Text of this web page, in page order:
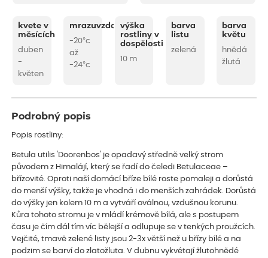
kvete v
měsících
duben
-
květen
mrazuvzdornost
-20°c
až
-24°c
výška
rostliny v
dospělosti
10 m
barva
listu
zelená
barva
květu
hnědá
žlutá
Podrobný popis
Popis rostliny:
Betula utilis 'Doorenbos' je opadavý středně velký strom
původem z Himalájí, který se řadí do čeledi Betulaceae –
břízovité. Oproti naší domácí bříze bílé roste pomaleji a dorůstá
do menší výšky, takže je vhodná i do menších zahrádek. Dorůstá
do výšky jen kolem 10 m a vytváří oválnou, vzdušnou korunu.
Kůra tohoto stromu je v mládí krémově bílá, ale s postupem
času je čím dál tím víc bělejší a odlupuje se v tenkých proužcích.
Vejčité, tmavě zelené listy jsou 2-3x větší než u břízy bílé a na
podzim se barví do zlatožluta. V dubnu vykvétají žlutohnědé